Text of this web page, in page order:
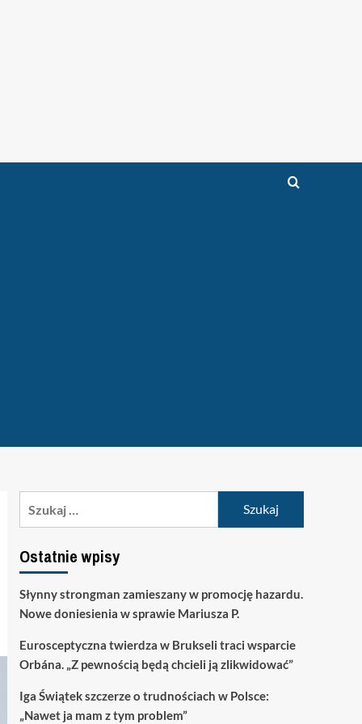
Ostatnie wpisy
Słynny strongman zamieszany w promocję hazardu.
Nowe doniesienia w sprawie Mariusza P.
Eurosceptyczna twierdza w Brukseli traci wsparcie
Orbána. „Z pewnością będą chcieli ją zlikwidować”
Iga Świątek szczerze o trudnościach w Polsce:
„Nawet ja mam z tym problem”